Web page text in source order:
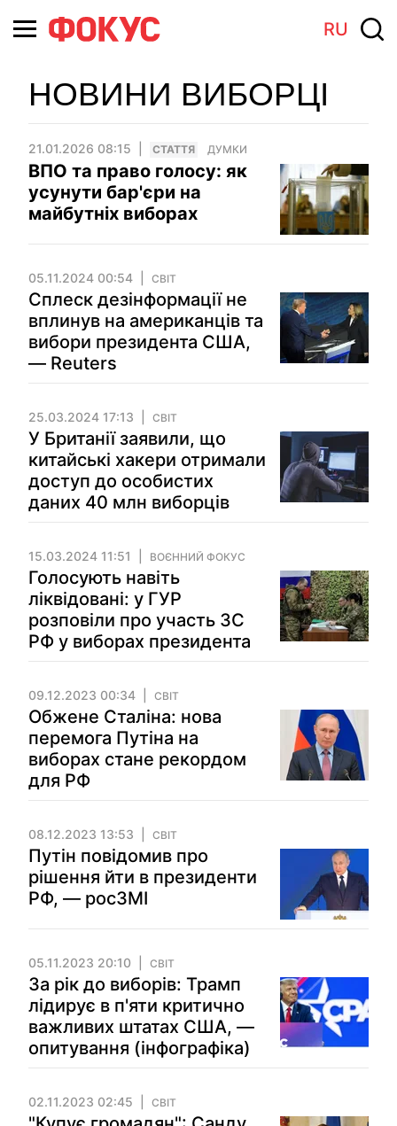
RU
НОВИНИ ВИБОРЦІ
21.01.2026 08:15 СТАТТЯ ДУМКИ
ВПО та право голосу: як
усунути бар'єри на
майбутнiх виборах
05.11.2024 00:54 СВІТ
Сплеск дезінформації не
вплинув на американців та
вибори президента США,
— Reuters
25.03.2024 17:13 СВІТ
У Британії заявили, що
китайські хакери отримали
доступ до особистих
даних 40 млн виборців
15.03.2024 11:51 ВОЄННИЙ ФОКУС
Голосують навіть
ліквідовані: у ГУР
розповіли про участь ЗС
РФ у виборах президента
09.12.2023 00:34 СВІТ
Обжене Сталіна: нова
перемога Путіна на
виборах стане рекордом
для РФ
08.12.2023 13:53 СВІТ
Путін повідомив про
рішення йти в президенти
РФ, — росЗМІ
05.11.2023 20:10 СВІТ
За рік до виборів: Трамп
лідирує в п'яти критично
важливих штатах США, —
опитування (інфографіка)
02.11.2023 02:45 СВІТ